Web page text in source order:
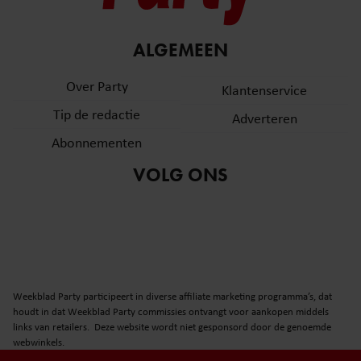
ALGEMEEN
Over Party
Tip de redactie
Abonnementen
Klantenservice
Adverteren
VOLG ONS
Weekblad Party participeert in diverse affiliate marketing programma’s, dat
houdt in dat Weekblad Party commissies ontvangt voor aankopen middels
links van retailers. Deze website wordt niet gesponsord door de genoemde
webwinkels.